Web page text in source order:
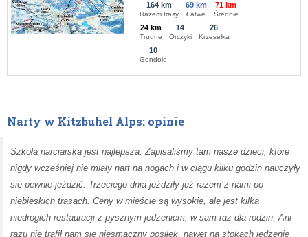
164 km
Razem trasy
69 km
Łatwe
71 km
Średnie
24 km
Trudne
14
Orczyki
26
Krzesełka
10
Gondole
Narty w Kitzbuhel Alps: opinie
Szkoła narciarska jest najlepsza. Zapisaliśmy tam nasze dzieci, które
nigdy wcześniej nie miały nart na nogach i w ciągu kilku godzin nauczyły
sie pewnie jeździć. Trzeciego dnia jeździły już razem z nami po
niebieskich trasach. Ceny w mieście są wysokie, ale jest kilka
niedrogich restauracji z pysznym jedzeniem, w sam raz dla rodzin. Ani
razu nie trafił nam sie niesmaczny posiłek, nawet na stokach jedzenie